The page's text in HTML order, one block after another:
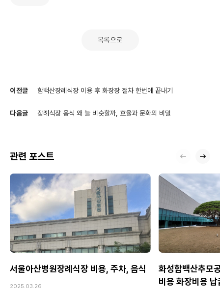
목록으로
이전글 함백산장례식장 이용 후 화장장 절차 한번에 끝내기
다음글 장례식장 음식 왜 늘 비슷할까, 효율과 문화의 비밀
관련 포스트
서울아산병원장례식장 비용, 주차, 음식
2025.03.26
화성함백산추모
비용 화장비용